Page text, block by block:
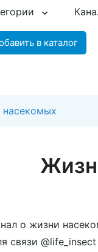
в каталог
о жизни
связи @life_insect